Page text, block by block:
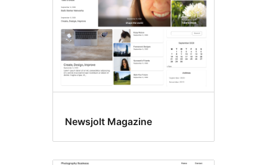
Newsjolt Magazine